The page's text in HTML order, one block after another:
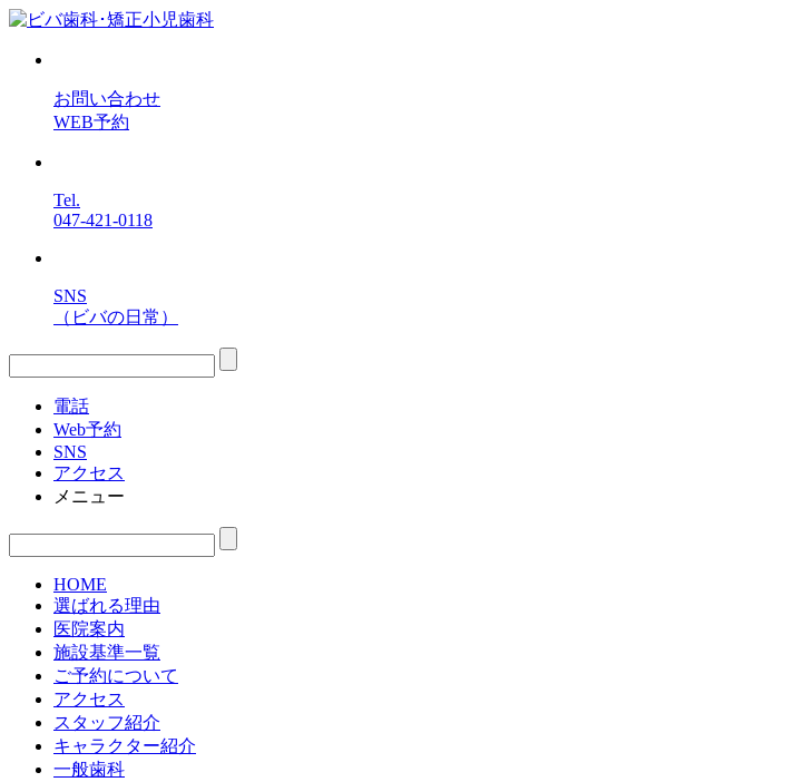
お問い合わせ
WEB予約
Tel.
047-421-0118
SNS
（ビバの日常）
電話
Web予約
SNS
アクセス
メニュー
HOME
選ばれる理由
医院案内
施設基準一覧
ご予約について
アクセス
スタッフ紹介
キャラクター紹介
一般歯科